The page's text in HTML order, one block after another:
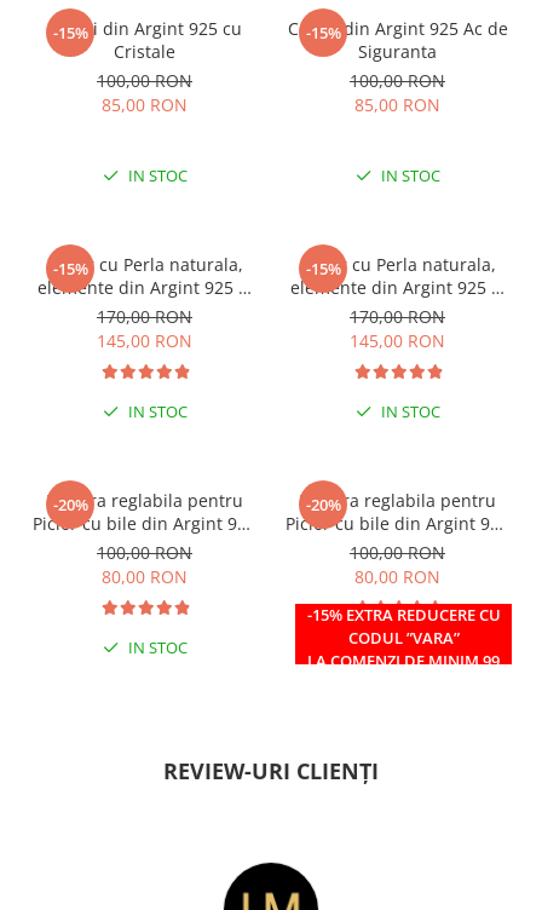
-15%
Cercei din Argint 925 cu
Cristale
100,00 RON
85,00 RON
IN STOC
-15%
Cercei din Argint 925 Ac de
Siguranta
100,00 RON
85,00 RON
IN STOC
-15%
Colier cu Perla naturala,
elemente din Argint 925 si
margele Miyuki, multicolor
170,00 RON
145,00 RON
IN STOC
-15%
Colier cu Perla naturala,
elemente din Argint 925 si
margele Miyuki, verde/kiwi
170,00 RON
145,00 RON
IN STOC
-20%
Bratara reglabila pentru
Picior cu bile din Argint 925
si margele Miyuki rosii
100,00 RON
80,00 RON
IN STOC
-20%
-15% EXTRA REDUCERE CU
CODUL ”VARA”
LA COMENZI DE MINIM 99
Bratara reglabila pentru
Picior cu bile din Argint 925
si margele Miyuki verzi
100,00 RON
80,00 RON
IN STOC
REVIEW-URI CLIENȚI